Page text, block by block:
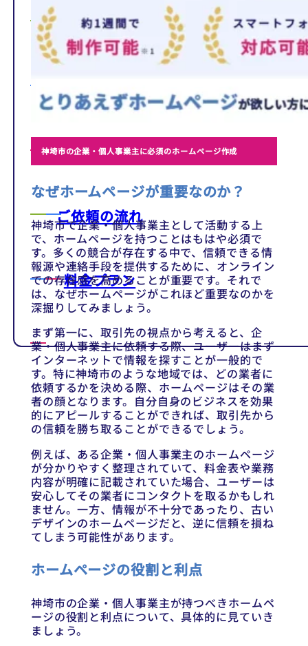
選ばれる理由
制作事例
ご依頼の流れ
料金プラン
神埼市の企業・個人事業主に必須のホームページ作成
なぜホームページが重要なのか？
神埼市で企業・個人事業主として活動する上
で、ホームページを持つことはもはや必須で
す。多くの競合が存在する中で、信頼できる情
報源や連絡手段を提供するために、オンライン
での存在感を高めることが重要です。それで
は、なぜホームページがこれほど重要なのかを
深掘りしてみましょう。
まず第一に、取引先の視点から考えると、企
業・個人事業主に依頼する際、ユーザーはまず
インターネットで情報を探すことが一般的で
す。特に神埼市のような地域では、どの業者に
依頼するかを決める際、ホームページはその業
者の顔となります。自分自身のビジネスを効果
的にアピールすることができれば、取引先から
の信頼を勝ち取ることができるでしょう。
例えば、ある企業・個人事業主のホームページ
が分かりやすく整理されていて、料金表や業務
内容が明確に記載されていた場合、ユーザーは
安心してその業者にコンタクトを取るかもしれ
ません。一方、情報が不十分であったり、古い
デザインのホームページだと、逆に信頼を損ね
てしまう可能性があります。
ホームページの役割と利点
神埼市の企業・個人事業主が持つべきホームペ
ージの役割と利点について、具体的に見ていき
ましょう。